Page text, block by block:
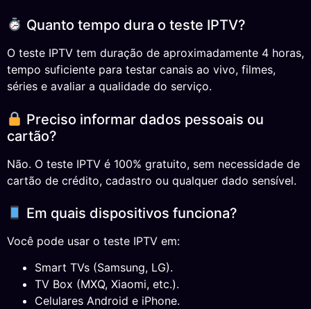
Quanto tempo dura o teste IPTV?
O teste IPTV tem duração de aproximadamente 4 horas,
tempo suficiente para testar canais ao vivo, filmes,
séries e avaliar a qualidade do serviço.
Preciso informar dados pessoais ou
cartão?
Não. O teste IPTV é 100% gratuito, sem necessidade de
cartão de crédito, cadastro ou qualquer dado sensível.
Em quais dispositivos funciona?
Você pode usar o teste IPTV em:
Smart TVs (Samsung, LG).
TV Box (MXQ, Xiaomi, etc.).
Celulares Android e iPhone.